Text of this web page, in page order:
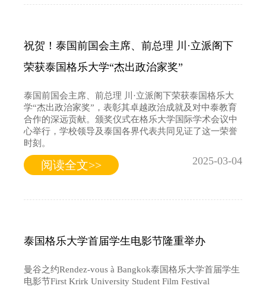
祝贺！泰国前国会主席、前总理 川·立派阁下
荣获泰国格乐大学“杰出政治家奖”
泰国前国会主席、前总理 川·立派阁下荣获泰国格乐大
学“杰出政治家奖”，表彰其卓越政治成就及对中泰教育
合作的深远贡献。颁奖仪式在格乐大学国际学术会议中
心举行，学校领导及泰国各界代表共同见证了这一荣誉
时刻。
阅读全文>> 2025-03-04
泰国格乐大学首届学生电影节隆重举办
曼谷之约Rendez-vous à Bangkok泰国格乐大学首届学生
电影节First Krirk University Student Film Festival